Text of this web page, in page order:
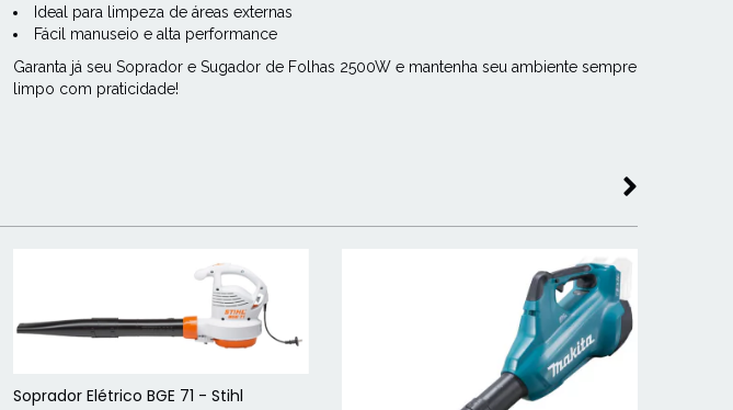
Ideal para limpeza de áreas externas
Fácil manuseio e alta performance
Garanta já seu Soprador e Sugador de Folhas 2500W e mantenha seu ambiente sempre
limpo com praticidade!
Soprador Elétrico BGE 71 - Stihl